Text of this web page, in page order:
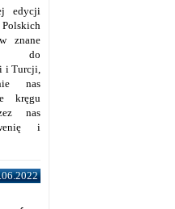
edycji
znane
do
i Turcji,
nas
kręgu
nas
i